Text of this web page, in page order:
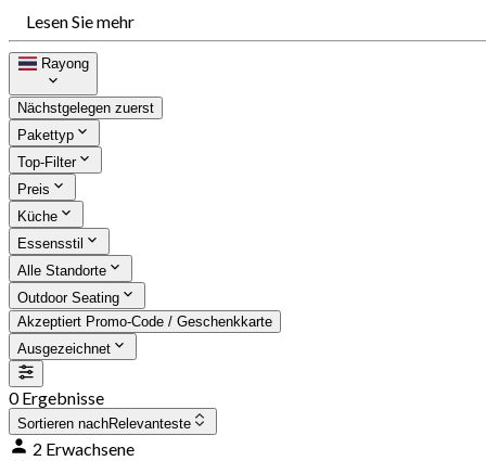
Lesen Sie mehr
Rayong
Nächstgelegen zuerst
Pakettyp
Top-Filter
Preis
Küche
Essensstil
Alle Standorte
Outdoor Seating
Akzeptiert Promo-Code / Geschenkkarte
Ausgezeichnet
0 Ergebnisse
Sortieren nachRelevanteste
2 Erwachsene